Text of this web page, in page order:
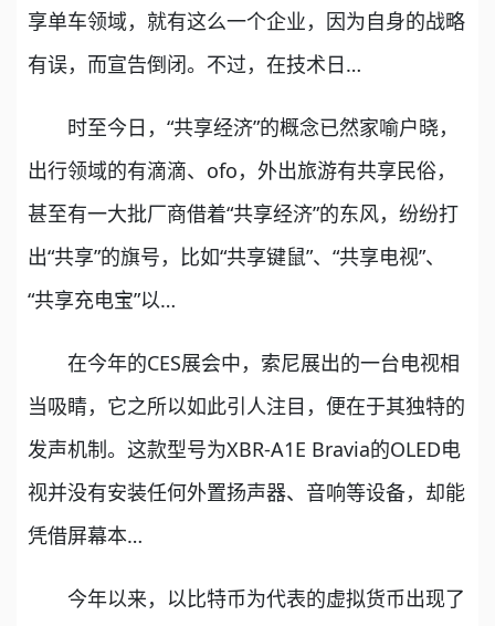
享单车领域，就有这么一个企业，因为自身的战略
有误，而宣告倒闭。不过，在技术日…
时至今日，“共享经济”的概念已然家喻户晓，
出行领域的有滴滴、ofo，外出旅游有共享民俗，
甚至有一大批厂商借着“共享经济”的东风，纷纷打
出“共享”的旗号，比如“共享键鼠”、“共享电视”、
“共享充电宝”以…
在今年的CES展会中，索尼展出的一台电视相
当吸睛，它之所以如此引人注目，便在于其独特的
发声机制。这款型号为XBR-A1E Bravia的OLED电
视并没有安装任何外置扬声器、音响等设备，却能
凭借屏幕本…
今年以来，以比特币为代表的虚拟货币出现了